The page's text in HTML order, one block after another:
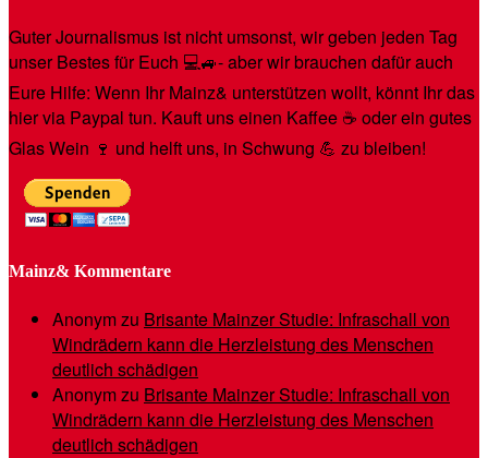
Guter Journalismus ist nicht umsonst, wir geben jeden Tag
unser Bestes für Euch 💻🚙- aber wir brauchen dafür auch
Eure Hilfe: Wenn Ihr Mainz& unterstützen wollt, könnt Ihr das
hier via Paypal tun. Kauft uns einen Kaffee ☕️ oder ein gutes
Glas Wein 🍷 und helft uns, in Schwung 💪 zu bleiben!
Mainz& Kommentare
Anonymzu Brisante Mainzer Studie: Infraschall von
Windrädern kann die Herzleistung des Menschen
deutlich schädigen
Anonymzu Brisante Mainzer Studie: Infraschall von
Windrädern kann die Herzleistung des Menschen
deutlich schädigen